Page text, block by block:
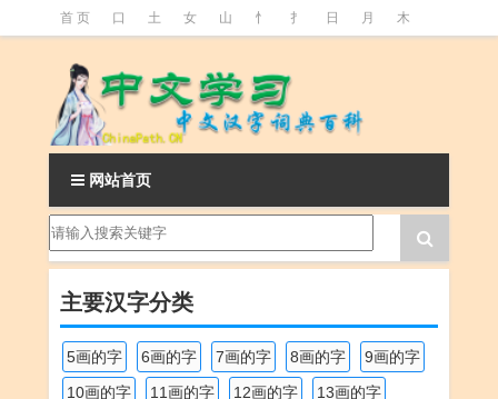
首 页 口 土 女 山 忄 扌 日 月 木
釒 阝 魚
网站首页
主要汉字分类
5画的字 6画的字 7画的字 8画的字
9画的字
10画的字
11画的字 12画的字
13画的字